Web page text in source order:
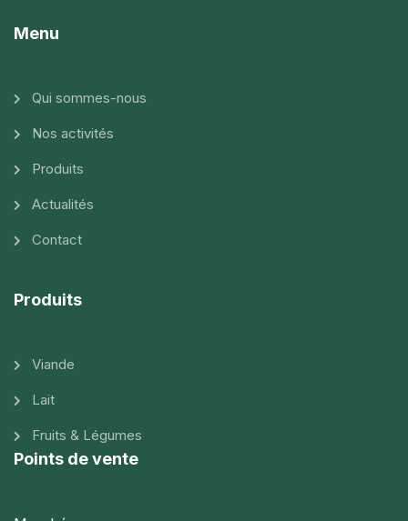
Menu
Qui sommes-nous
Nos activités
Produits
Actualités
Contact
Produits
Viande
Lait
Fruits & Légumes
Points de vente